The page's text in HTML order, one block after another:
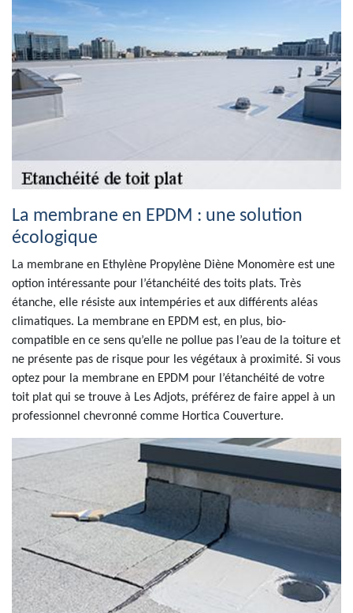
La membrane en EPDM : une solution
écologique
La membrane en Ethylène Propylène Diène Monomère est une
option intéressante pour l’étanchéité des toits plats. Très
étanche, elle résiste aux intempéries et aux différents aléas
climatiques. La membrane en EPDM est, en plus, bio-
compatible en ce sens qu’elle ne pollue pas l’eau de la toiture et
ne présente pas de risque pour les végétaux à proximité. Si vous
optez pour la membrane en EPDM pour l’étanchéité de votre
toit plat qui se trouve à Les Adjots, préférez de faire appel à un
professionnel chevronné comme Hortica Couverture.